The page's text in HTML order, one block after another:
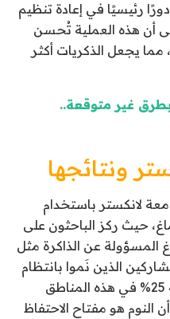
رئيسيًا في إعادة تنظيم
أن هذه العملية تُحسن
مما يجعل الذكريات أكثر
بطرق غير متوقعة..
ونتائجها
لانكستر باستخدام
حيث ركز الباحثون على
المسؤولة عن الذاكرة مثل
الذين نَموا بانتظام
لديهم نشاط عصبي أقوى بنسبة 25% في هذه المناطق
النوم هو مفتاح الاحتفاظ